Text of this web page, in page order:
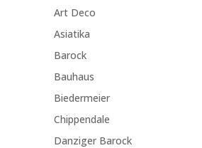
Art Deco
Asiatika
Barock
Bauhaus
Biedermeier
Chippendale
Danziger Barock